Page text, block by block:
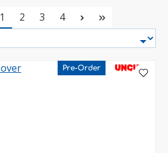
Seite
1 Seite
2 Seite
3 Seite
4
Pre-Order UNCUT